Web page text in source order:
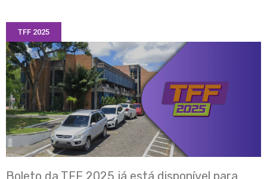
TFF 2025
Boleto da TFF 2025 já está disponível para